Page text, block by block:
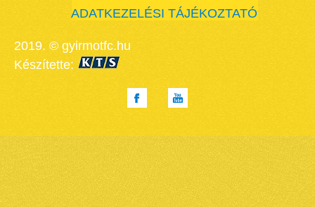
ADATKEZELÉSI TÁJÉKOZTATÓ
2019. © gyirmotfc.hu
Készítette: